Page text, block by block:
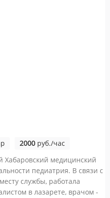
2000 руб./час
Хабаровский медицинский
педиатрия. В связи с
службы, работала
в лазарете, врачом -